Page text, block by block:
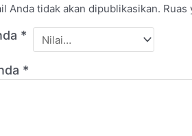
Anda tidak akan dipublikasikan. Ruas
*
*